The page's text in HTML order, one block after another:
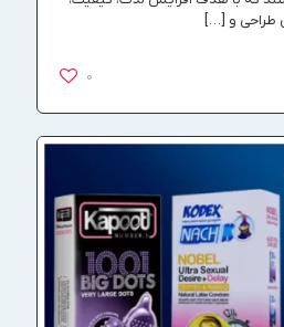
طراحی و […]
0